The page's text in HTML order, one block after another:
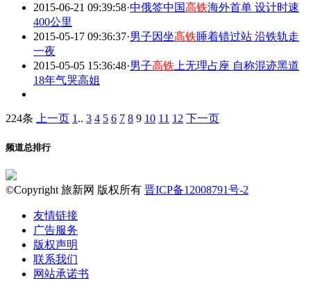
2015-06-21 09:39:58·中俄签中国高铁海外首单 设计时速
400公里
2015-05-17 09:36:37·男子因坐高铁睡着错过站 沿铁轨走
一夜
2015-05-05 15:36:48·男子高铁 上无理占座 自称混迹黑道
18年气哭高姐
224条 上一页 1 .. 3 4 5 6 7 8 9 10 11 12 下一页
频道总排行
©Copyright 旅新网 版权所有 晋ICP备12008791号-2
友情链接
广告服务
版权声明
联系我们
网站承诺书